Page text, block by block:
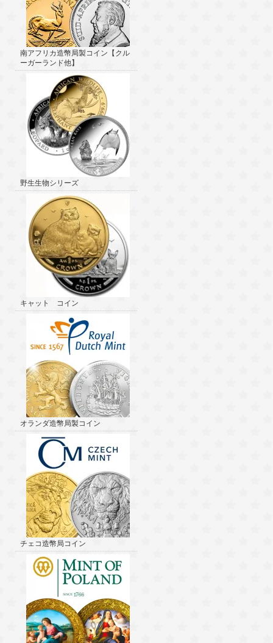
南アフリカ造幣局製コイン【クル
ーガーランド他】
野生生物シリーズ
キャット コイン
オランダ造幣局製コイン
チェコ造幣局コイン